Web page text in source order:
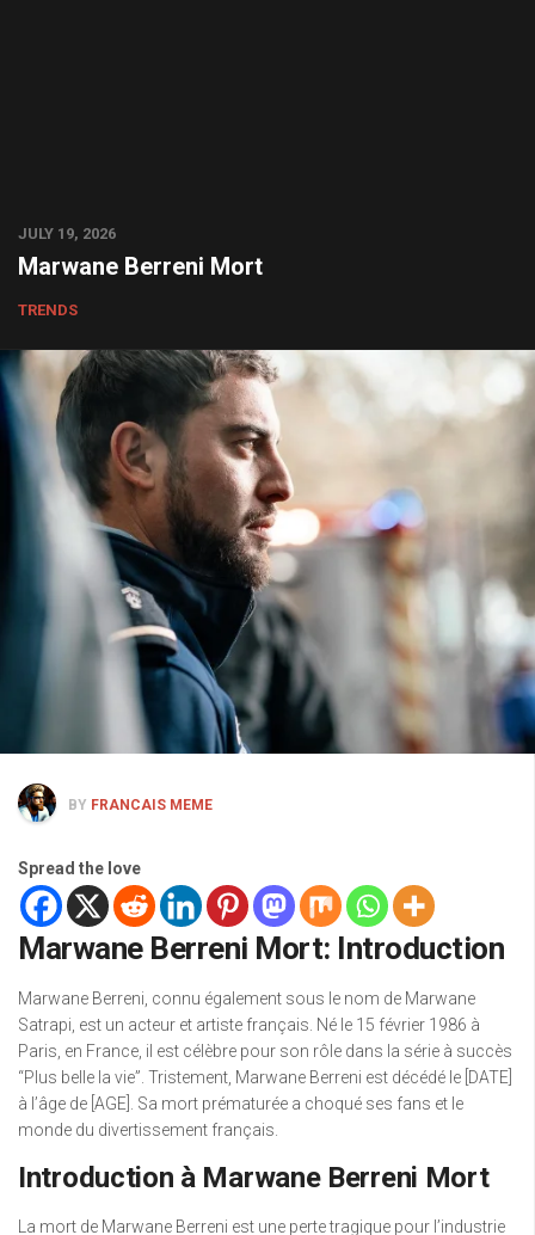
JULY 19, 2026
Marwane Berreni Mort
TRENDS
BY FRANCAIS MEME
Spread the love
Marwane Berreni Mort: Introduction
Marwane Berreni, connu également sous le nom de Marwane
Satrapi, est un acteur et artiste français. Né le 15 février 1986 à
Paris, en France, il est célèbre pour son rôle dans la série à succès
“Plus belle la vie”. Tristement, Marwane Berreni est décédé le [DATE]
à l’âge de [AGE]. Sa mort prématurée a choqué ses fans et le
monde du divertissement français.
Introduction à Marwane Berreni Mort
La mort de Marwane Berreni est une perte tragique pour l’industrie